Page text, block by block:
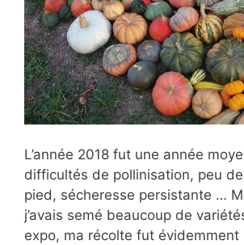
L’année 2018 fut une année
difficultés de pollinisation, peu
pied, sécheresse persistante …
j’avais semé beaucoup de
expo, ma récolte fut évidemment